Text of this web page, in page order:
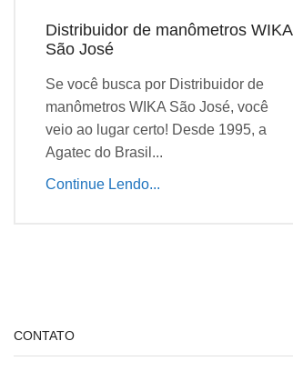
Distribuidor de manômetros WIKA
São José
Se você busca por Distribuidor de
manômetros WIKA São José, você
veio ao lugar certo! Desde 1995, a
Agatec do Brasil...
Continue Lendo...
CONTATO